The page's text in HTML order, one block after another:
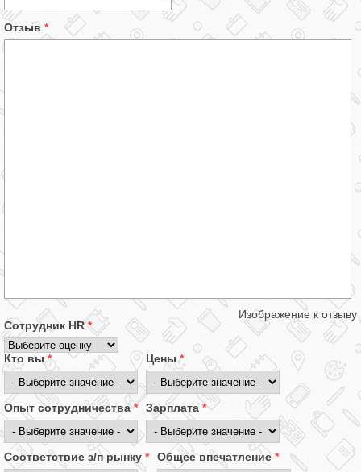
Отзыв *
Изображение к отзыву
Сотрудник HR*
Кто вы* Цены *
Опыт сотрудничества* Зарплата *
Соответствие з/п рынку * Общее впечатление *